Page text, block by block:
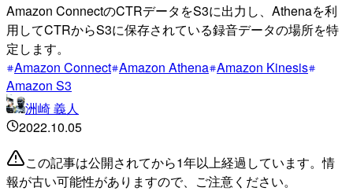
Amazon ConnectのCTRデータをS3に出力し、Athenaを利
用してCTRからS3に保存されている録音データの場所を特
定します。
Amazon Connect Amazon Athena Amazon Kinesis
Amazon S3
洲崎 義人
2022.10.05
この記事は公開されてから1年以上経過しています。情
報が古い可能性がありますので、ご注意ください。